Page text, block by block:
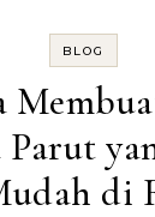
BLOG
Parut
di